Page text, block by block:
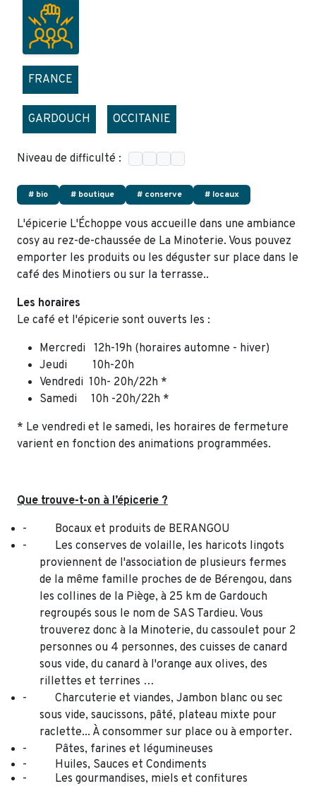
FRANCE
GARDOUCH OCCITANIE
Niveau de difficulté :
# bio # boutique # conserve # locaux
L'épicerie L'Échoppe vous accueille dans une ambiance
cosy au rez-de-chaussée de La Minoterie. Vous pouvez
emporter les produits ou les déguster sur place dans le
café des Minotiers ou sur la terrasse..
Les horaires
Le café et l'épicerie sont ouverts les :
Mercredi 12h-19h (horaires automne - hiver)
Jeudi 10h-20h
Vendredi 10h- 20h/22h *
Samedi 10h -20h/22h *
* Le vendredi et le samedi, les horaires de fermeture
varient en fonction des animations programmées.
Que trouve-t-on à l’épicerie ?
- Bocaux et produits de BERANGOU
- Les conserves de volaille, les haricots lingots
proviennent de l'association de plusieurs fermes
de la même famille proches de de Bérengou, dans
les collines de la Piège, à 25 km de Gardouch
regroupés sous le nom de SAS Tardieu. Vous
trouverez donc à la Minoterie, du cassoulet pour 2
personnes ou 4 personnes, des cuisses de canard
sous vide, du canard à l'orange aux olives, des
rillettes et terrines …
- Charcuterie et viandes, Jambon blanc ou sec
sous vide, saucissons, pâté, plateau mixte pour
raclette... À consommer sur place ou à emporter.
- Pâtes, farines et légumineuses
- Huiles, Sauces et Condiments
- Les gourmandises, miels et confitures